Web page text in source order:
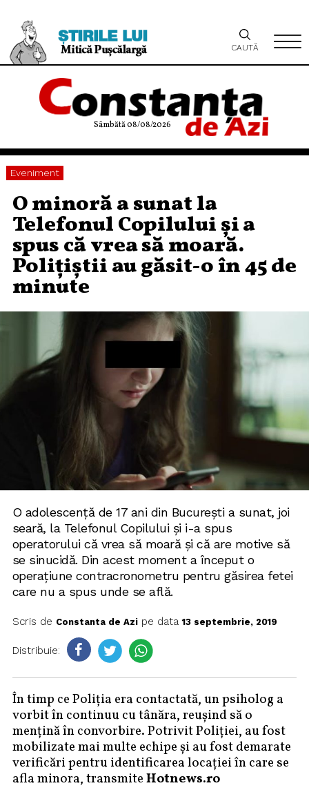
Sâmbătă 08/08/2026
CAUTĂ
Eveniment
O minoră a sunat la
Telefonul Copilului și a
spus că vrea să moară.
Polițiștii au găsit-o în 45 de
minute
O adolescență de 17 ani din București a sunat, joi
seară, la Telefonul Copilului și i-a spus
operatorului că vrea să moară și că are motive să
se sinucidă. Din acest moment a început o
operațiune contracronometru pentru găsirea fetei
care nu a spus unde se află.
Scris de Constanta de Azipe data13 septembrie, 2019
Distribuie:
În timp ce Poliția era contactată, un psiholog a
vorbit în continuu cu tânăra, reușind să o
mențină în convorbire. Potrivit Poliției, au fost
mobilizate mai multe echipe și au fost demarate
verificări pentru identificarea locației în care se
afla minora, transmiteHotnews.ro